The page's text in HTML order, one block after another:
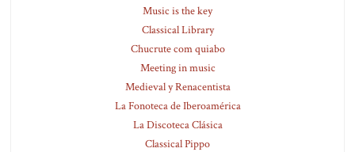
Music is the key
Classical Library
Chucrute com quiabo
Meeting in music
Medieval y Renacentista
La Fonoteca de Iberoamérica
La Discoteca Clásica
Classical Pippo